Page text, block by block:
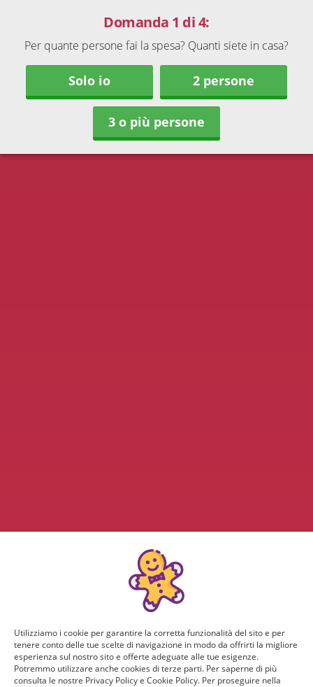
Domanda 1 di 4:
Per quante persone fai la spesa? Quanti siete in casa?
Solo io 2 persone
3 o più persone
Utilizziamo i cookie per garantire la corretta funzionalità del sito e per
tenere conto delle tue scelte di navigazione in modo da offrirti la migliore
esperienza sul nostro sito e offerte adeguate alle tue esigenze.
Potremmo utilizzare anche cookies di terze parti. Per saperne di più
consulta le nostre Privacy Policy e Cookie Policy. Per proseguire nella